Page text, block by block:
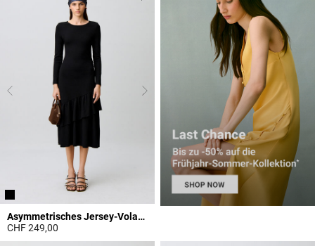
Asymmetrisches Jersey-Volantkleid
CHF 249,00
5 out of 5 Customer Rating